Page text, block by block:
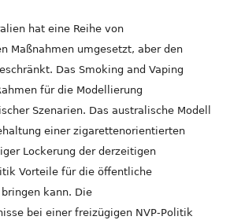
hat eine Reihe von
Maßnahmen umgesetzt, aber den
Das Smoking and Vaping
für die Modellierung
Szenarien. Das australische Modell
einer zigarettenorientierten
Lockerung der derzeitigen
Vorteile für die öffentliche
kann. Die
bei einer freizügigen NVP-Politik